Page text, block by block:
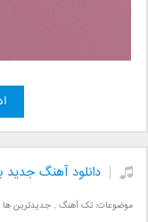
دانلود آهنگ
موضوعات:تک آهنگ ,جدیدترین ها